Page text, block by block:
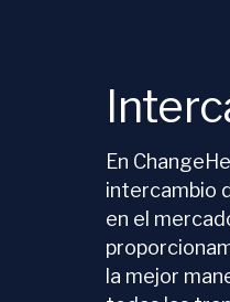
En
intercambio
en el
la mejor